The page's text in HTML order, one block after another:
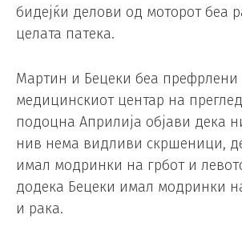
бидејќи делови од моторот беа
целата патека.
Мартин и Бецеки беа префрлени
медицинскиот центар на
подоцна Априлија објави дека
нив нема видливи скршеници,
имал модринки на грбот и
додека Бецеки имал модринки
и рака.